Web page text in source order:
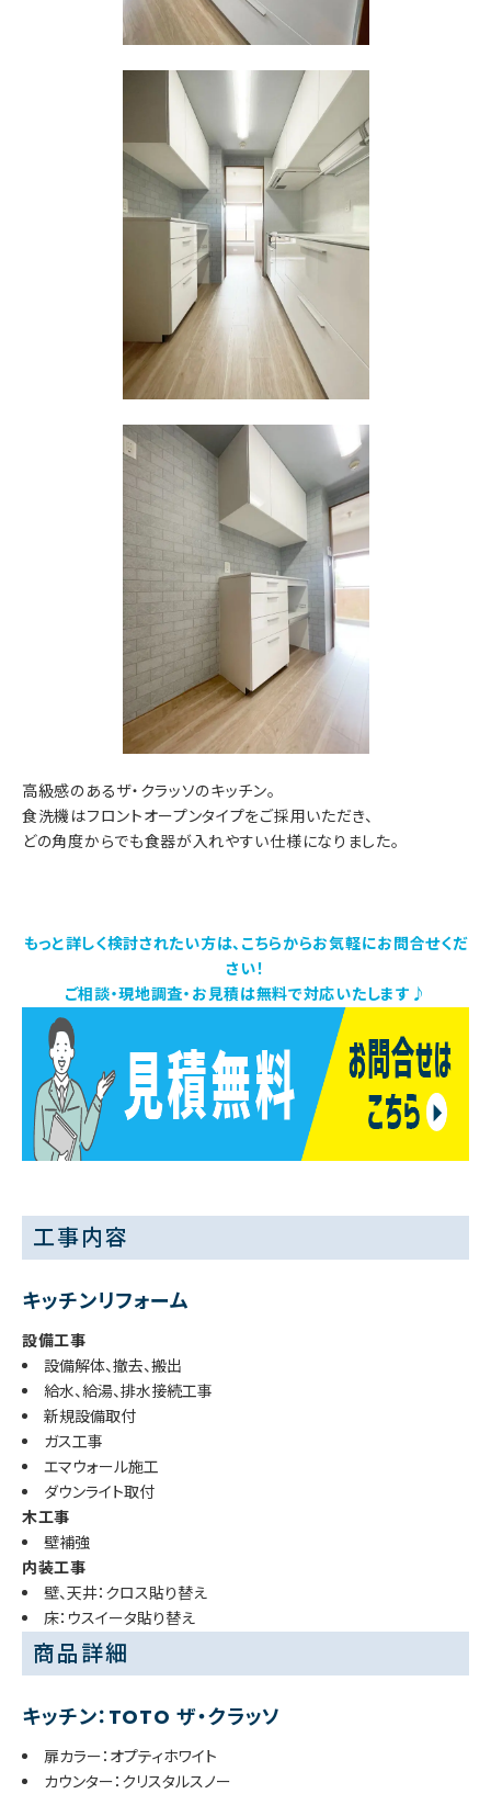
高級感のあるザ・クラッソのキッチン。
食洗機はフロントオープンタイプをご採用いただき、
どの角度からでも食器が入れやすい仕様になりました。
もっと詳しく検討されたい方は、こちらからお気軽にお問合せくだ
さい！
ご相談・現地調査・お見積は無料で対応いたします♪
工事内容
キッチンリフォーム
設備工事
設備解体、撤去、搬出
給水、給湯、排水接続工事
新規設備取付
ガス工事
エマウォール施工
ダウンライト取付
木工事
壁補強
内装工事
壁、天井：クロス貼り替え
床：ウスイータ貼り替え
商品詳細
キッチン：TOTO ザ・クラッソ
扉カラー：オプティホワイト
カウンター：クリスタルスノー